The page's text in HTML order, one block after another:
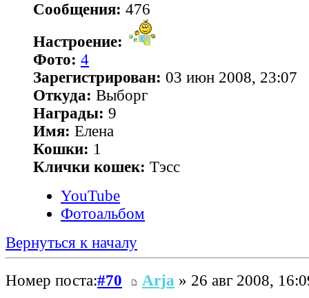
Сообщения: 476
Настроение:
Фото: 4
Зарегистрирован: 03 июн 2008, 23:07
Откуда: Выборг
Награды: 9
Имя: Елена
Кошки: 1
Клички кошек: Тэсс
YouTube
Фотоальбом
Вернуться к началу
Номер поста:#70 Arja » 26 авг 2008,